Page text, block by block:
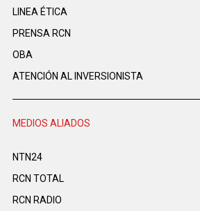
LINEA ÉTICA
PRENSA RCN
OBA
ATENCIÓN AL INVERSIONISTA
MEDIOS ALIADOS
NTN24
RCN TOTAL
RCN RADIO